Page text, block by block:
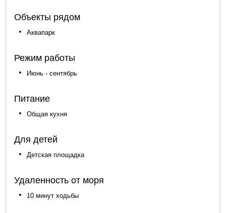
Объекты рядом
Аквапарк
Режим работы
Июнь - сентябрь
Питание
Общая кухня
Для детей
Детская площадка
Удаленность от моря
10 минут ходьбы